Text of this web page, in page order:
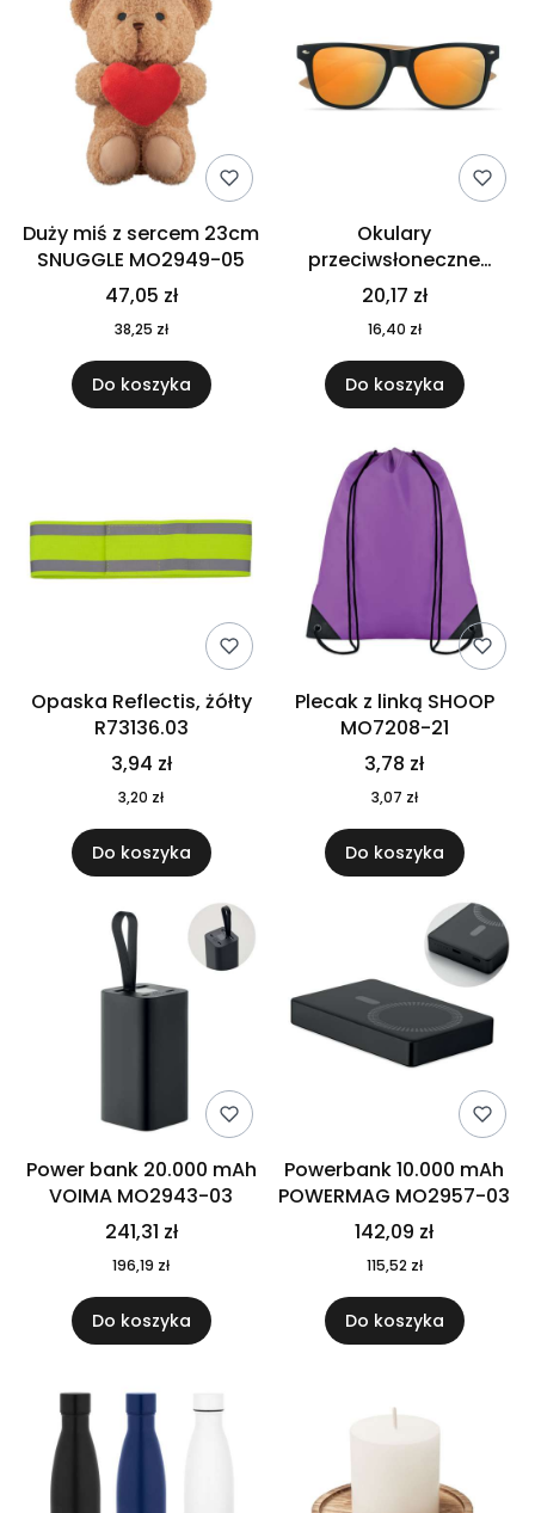
Duży miś z sercem 23cm
SNUGGLE MO2949-05
47,05 zł
38,25 zł
Do koszyka
Okulary
przeciwsłoneczne
CALIFORNIA TOUCH
MO9617-10
20,17 zł
16,40 zł
Do koszyka
Opaska Reflectis, żółty
R73136.03
3,94 zł
3,20 zł
Do koszyka
Plecak z linką SHOOP
MO7208-21
3,78 zł
3,07 zł
Do koszyka
Power bank 20.000 mAh
VOIMA MO2943-03
241,31 zł
196,19 zł
Do koszyka
Powerbank 10.000 mAh
POWERMAG MO2957-03
142,09 zł
115,52 zł
Do koszyka